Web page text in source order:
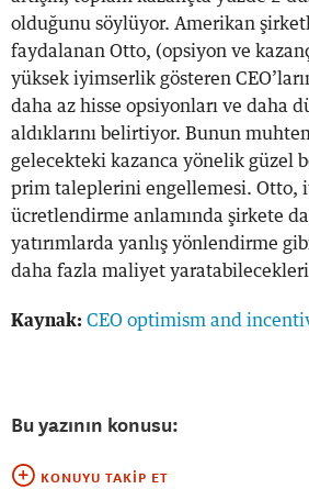
olduğunu söylüyor. Amerikan
faydalanan Otto, (opsiyon ve
yüksek iyimserlik gösteren
daha az hisse opsiyonları ve daha
aldıklarını belirtiyor. Bunun
gelecekteki kazanca yönelik güzel
prim taleplerini engellemesi. Otto,
ücretlendirme anlamında şirkete
yatırımlarda yanlış yönlendirme
daha fazla maliyet
Kaynak: CEO optimism and
Bu yazının konusu:
KONUYU TAKIP ET